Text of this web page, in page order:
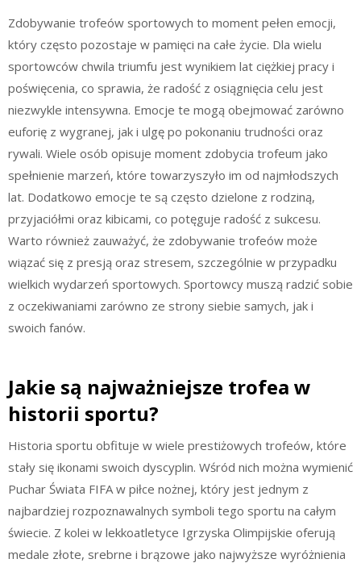
Zdobywanie trofeów sportowych to moment pełen emocji,
który często pozostaje w pamięci na całe życie. Dla wielu
sportowców chwila triumfu jest wynikiem lat ciężkiej pracy i
poświęcenia, co sprawia, że radość z osiągnięcia celu jest
niezwykle intensywna. Emocje te mogą obejmować zarówno
euforię z wygranej, jak i ulgę po pokonaniu trudności oraz
rywali. Wiele osób opisuje moment zdobycia trofeum jako
spełnienie marzeń, które towarzyszyło im od najmłodszych
lat. Dodatkowo emocje te są często dzielone z rodziną,
przyjaciółmi oraz kibicami, co potęguje radość z sukcesu.
Warto również zauważyć, że zdobywanie trofeów może
wiązać się z presją oraz stresem, szczególnie w przypadku
wielkich wydarzeń sportowych. Sportowcy muszą radzić sobie
z oczekiwaniami zarówno ze strony siebie samych, jak i
swoich fanów.
Jakie są najważniejsze trofea w
historii sportu?
Historia sportu obfituje w wiele prestiżowych trofeów, które
stały się ikonami swoich dyscyplin. Wśród nich można wymienić
Puchar Świata FIFA w piłce nożnej, który jest jednym z
najbardziej rozpoznawalnych symboli tego sportu na całym
świecie. Z kolei w lekkoatletyce Igrzyska Olimpijskie oferują
medale złote, srebrne i brązowe jako najwyższe wyróżnienia